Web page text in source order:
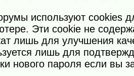
используют cookies
Эти cookie не
лишь для улучшения
лишь для
нового пароля если вы